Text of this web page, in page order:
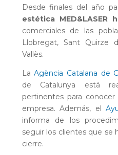
Desde finales del año
estética MED&LASER
comerciales de las
Llobregat, Sant Quirze
Vallès.
LaAgència Catalana de
de Catalunya está
pertinentes para
empresa. Además, el
informa de los
seguir los clientes que se
cierre.